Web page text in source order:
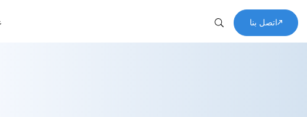
اتصل بنا